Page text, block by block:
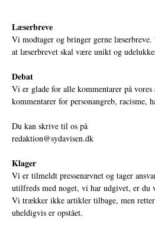
Læserbreve
Vi modtager og bringer gerne
at læserbrevet skal være unikt og
Debat
Vi er glade for alle kommentarer på
kommentarer for personangreb, racisme,
Du kan skrive til os på
redaktion@sydavisen.dk
Klager
Vi er tilmeldt pressenævnet og tager
utilfreds med noget, vi har udgivet, er du
Vi trækker ikke artikler tilbage, men
uheldigvis er opstået.